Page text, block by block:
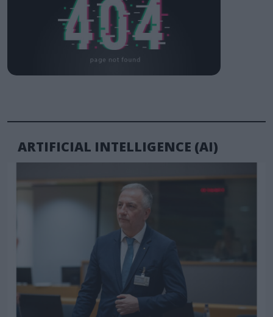
ARTIFICIAL INTELLIGENCE (AI)